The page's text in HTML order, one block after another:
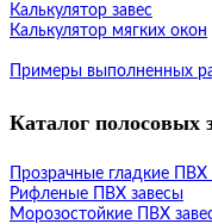
Калькулятор завес
Калькулятор мягких окон
Примеры выполненных
Каталог полосовых
Прозрачные гладкие ПВХ
Рифленые ПВХ завесы
Морозостойкие ПВХ